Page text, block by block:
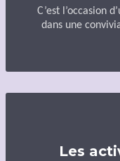
C’est l’occasion
dans une
Les